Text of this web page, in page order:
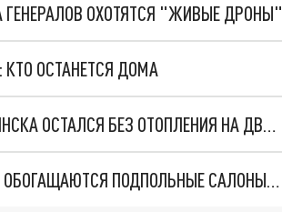
ОХОТЯТСЯ "ЖИВЫЕ ДРОНЫ"
ОСТАНЕТСЯ ДОМА
В МИНУСОВУЮ ТЕМПЕРАТУРУ БОЛЬШОЙ РАЙОН ЧЕЛЯБИНСКА ОСТАЛСЯ БЕЗ ОТОПЛЕНИЯ НА ДВА ДНЯ
ИЗ-ЗА АНТИКОВИДНЫХ МЕР В ЧЕЛЯБИНСКОЙ ОБЛАСТИ ОБОГАЩАЮТСЯ ПОДПОЛЬНЫЕ САЛОНЫ КРАСОТЫ